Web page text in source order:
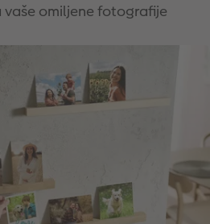
omiljene fotografije